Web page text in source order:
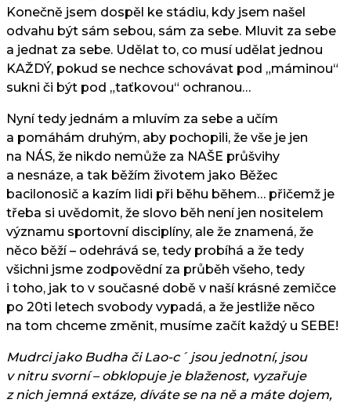
Konečně jsem dospěl ke stádiu, kdy jsem našel
odvahu být sám sebou, sám za sebe. Mluvit za sebe
a jednat za sebe. Udělat to, co musí udělat jednou
KAŽDÝ, pokud se nechce schovávat pod „máminou“
sukni či být pod „taťkovou“ ochranou…
Nyní tedy jednám a mluvím za sebe a učím
a pomáhám druhým, aby pochopili, že vše je jen
na NÁS, že nikdo nemůže za NAŠE průšvihy
a nesnáze, a tak běžím životem jako Běžec
bacilonosič a kazím lidi při běhu během… přičemž je
třeba si uvědomit, že slovo běh není jen nositelem
významu sportovní disciplíny, ale že znamená, že
něco běží – odehrává se, tedy probíhá a že tedy
všichni jsme zodpovědní za průběh všeho, tedy
i toho, jak to v současné době v naší krásné zemičce
po 20ti letech svobody vypadá, a že jestliže něco
na tom chceme změnit, musíme začít každý u SEBE!
Mudrci jako Budha či Lao-c´ jsou jednotní, jsou
v nitru svorní – obklopuje je blaženost, vyzařuje
z nich jemná extáze, díváte se na ně a máte dojem,